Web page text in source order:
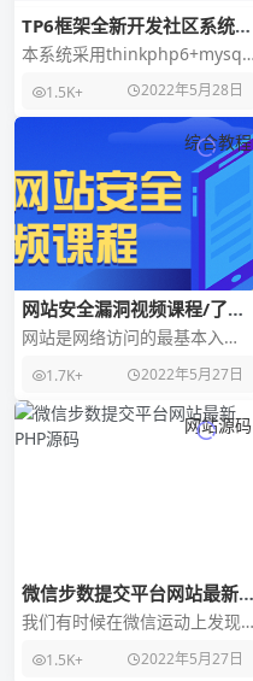
TP6框架全新开发社区系统源
码开源
本系统采用thinkphp6+mysql
系统 可搭建，商业化运营&nbs
1.5K+ 2022年5月28日
综合教程
网站安全漏洞视频课程/了解
网站安全漏洞的类型
网站是网络访问的最基本入
网站的弊端也开始就逐步呈
现，各种各样的安全漏洞层出
1.7K+ 2022年5月27日
网站源码
微信步数提交平台网站最新
PHP源码
我们有时候在微信运动上发现
是怎么做到的，现在我带来了
1.5K+ 2022年5月27日